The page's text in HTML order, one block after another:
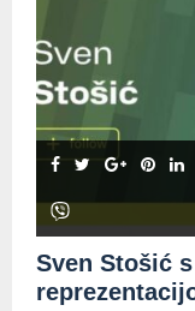
Sven Stošić